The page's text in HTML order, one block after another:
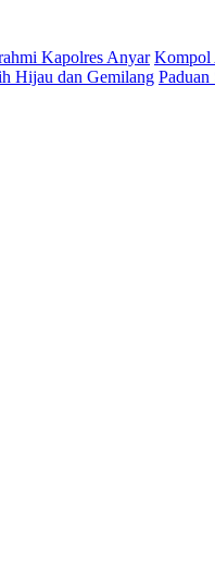
Kapolres Anyar Kompol
Hijau dan Gemilang